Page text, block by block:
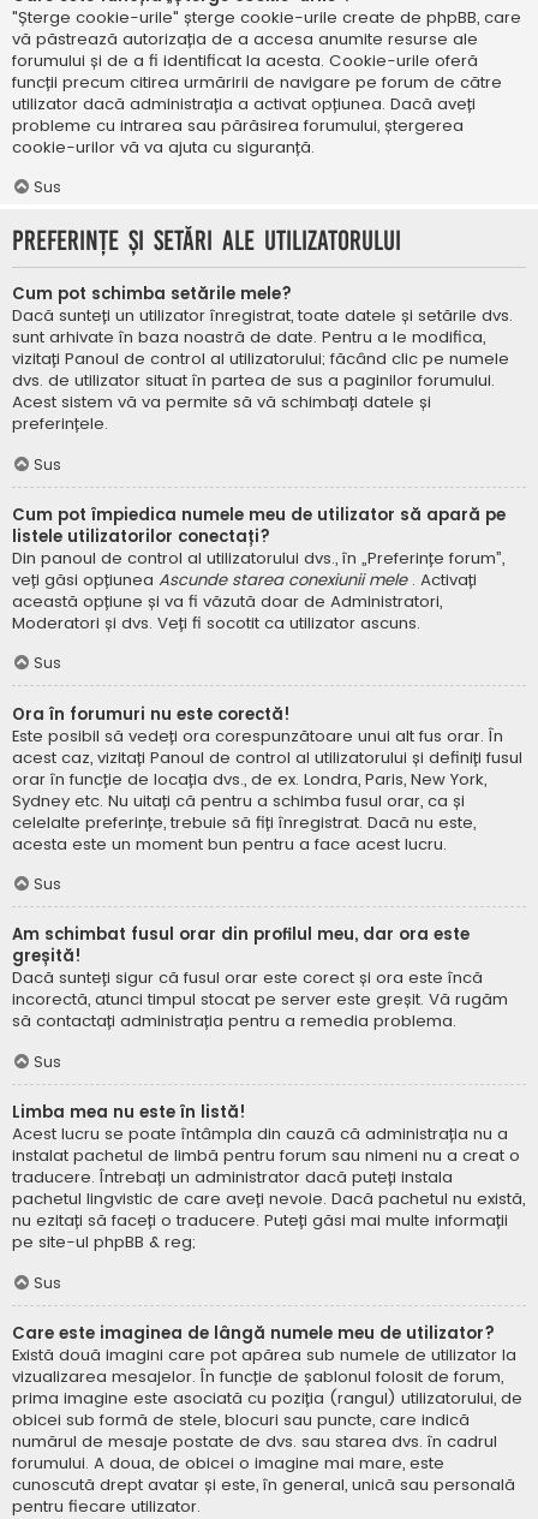
"Șterge cookie-urile" șterge cookie-urile create de phpBB, care
vă păstrează autorizația de a accesa anumite resurse ale
forumului și de a fi identificat la acesta. Cookie-urile oferă
funcții precum citirea urmăririi de navigare pe forum de către
utilizator dacă administrația a activat opțiunea. Dacă aveți
probleme cu intrarea sau părăsirea forumului, ștergerea
cookie-urilor vă va ajuta cu siguranță.
Sus
Preferințe și setări ale utilizatorului
Cum pot schimba setările mele?
Dacă sunteți un utilizator înregistrat, toate datele și setările dvs.
sunt arhivate în baza noastră de date. Pentru a le modifica,
vizitați Panoul de control al utilizatorului; făcând clic pe numele
dvs. de utilizator situat în partea de sus a paginilor forumului.
Acest sistem vă va permite să vă schimbați datele și
preferințele.
Sus
Cum pot împiedica numele meu de utilizator să apară pe
listele utilizatorilor conectați?
Din panoul de control al utilizatorului dvs., în „Preferințe forum”,
veți găsi opțiunea Ascunde starea conexiunii mele . Activați
această opțiune și va fi văzută doar de Administratori,
Moderatori și dvs. Veți fi socotit ca utilizator ascuns.
Sus
Ora în forumuri nu este corectă!
Este posibil să vedeți ora corespunzătoare unui alt fus orar. În
acest caz, vizitați Panoul de control al utilizatorului și definiți fusul
orar în funcție de locația dvs., de ex. Londra, Paris, New York,
Sydney etc. Nu uitați că pentru a schimba fusul orar, ca și
celelalte preferințe, trebuie să fiți înregistrat. Dacă nu este,
acesta este un moment bun pentru a face acest lucru.
Sus
Am schimbat fusul orar din profilul meu, dar ora este
greșită!
Dacă sunteți sigur că fusul orar este corect și ora este încă
incorectă, atunci timpul stocat pe server este greșit. Vă rugăm
să contactați administrația pentru a remedia problema.
Sus
Limba mea nu este în listă!
Acest lucru se poate întâmpla din cauză că administrația nu a
instalat pachetul de limbă pentru forum sau nimeni nu a creat o
traducere. Întrebați un administrator dacă puteți instala
pachetul lingvistic de care aveți nevoie. Dacă pachetul nu există,
nu ezitați să faceți o traducere. Puteți găsi mai multe informații
pe site-ul phpBB & reg;
Sus
Care este imaginea de lângă numele meu de utilizator?
Există două imagini care pot apărea sub numele de utilizator la
vizualizarea mesajelor. În funcție de șablonul folosit de forum,
prima imagine este asociată cu poziția (rangul) utilizatorului, de
obicei sub formă de stele, blocuri sau puncte, care indică
numărul de mesaje postate de dvs. sau starea dvs. în cadrul
forumului. A doua, de obicei o imagine mai mare, este
cunoscută drept avatar și este, în general, unică sau personală
pentru fiecare utilizator.